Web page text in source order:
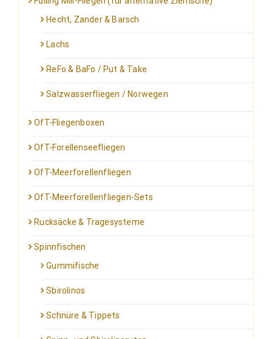
Hecht, Zander & Barsch
Lachs
ReFo & BaFo / Put & Take
Salzwasserfliegen / Norwegen
OfT-Fliegenboxen
OfT-Forellenseefliegen
OfT-Meerforellenfliegen
OfT-Meerforellenfliegen-Sets
Rucksäcke & Tragesysteme
Spinnfischen
Gummifische
Sbirolinos
Schnüre & Tippets